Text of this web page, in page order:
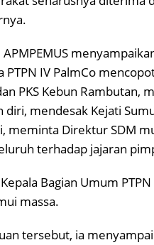
APMPEMUS
IV PalmCo
PKS Kebun Rambutan,
diri, mendesak Kejati
meminta Direktur SDM
terhadap jajaran
Bagian Umum
massa.
tersebut, ia